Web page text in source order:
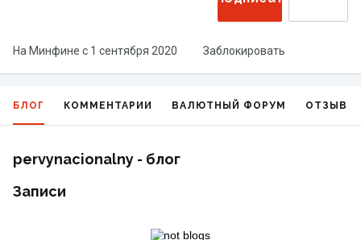
На Минфине с 1 сентября 2020 Заблокировать
БЛОГ КОММЕНТАРИИ ВАЛЮТНЫЙ ФОРУМ ОТЗЫВЫ
pervynacionalny - блог
Записи